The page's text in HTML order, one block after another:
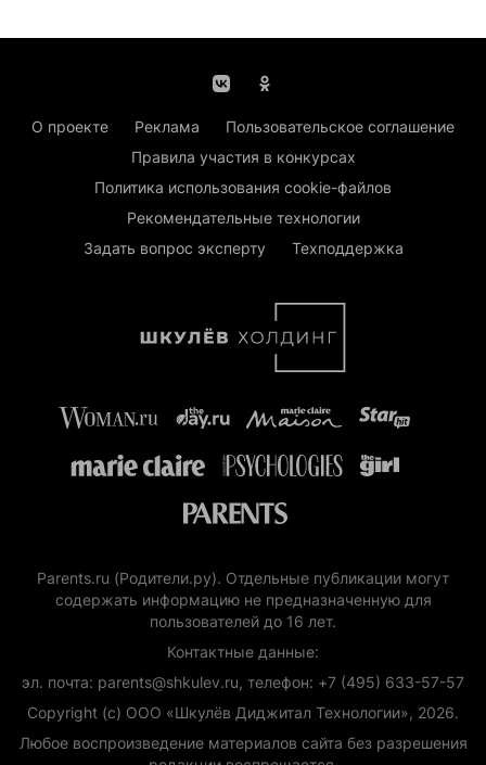
О проекте Реклама
Пользовательское соглашение
Правила участия в конкурсах
Политика использования cookie-файлов
Рекомендательные технологии
Задать вопрос эксперту
Техподдержка
Parents.ru (Родители.ру). Отдельные публикации могут
содержать информацию не предназначенную для
пользователей до 16 лет.
Контактные данные:
эл. почта: parents@shkulev.ru, телефон: +7 (495) 633-57-57
Copyright (с) ООО «Шкулёв Диджитал Технологии», 2026.
Любое воспроизведение материалов сайта без разрешения